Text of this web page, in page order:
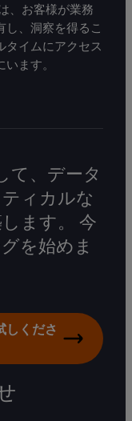
、お客様が業務
、洞察を得るこ
タイムにアクセス
ます。
て、データ
ィカルな
ます。 今
を始めま
しくださ